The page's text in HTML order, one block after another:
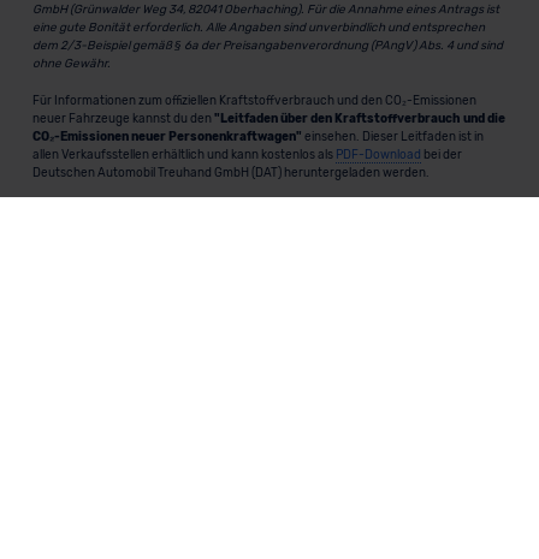
GmbH (Grünwalder Weg 34, 82041 Oberhaching). Für die Annahme eines Antrags ist
eine gute Bonität erforderlich. Alle Angaben sind unverbindlich und entsprechen
dem 2/3-Beispiel gemäß § 6a der Preisangabenverordnung (PAngV) Abs. 4 und sind
ohne Gewähr.
Für Informationen zum offiziellen Kraftstoffverbrauch und den CO₂-Emissionen
neuer Fahrzeuge kannst du den "Leitfaden über den Kraftstoffverbrauch und die
CO₂-Emissionen neuer Personenkraftwagen" einsehen. Dieser Leitfaden ist in
allen Verkaufsstellen erhältlich und kann kostenlos als PDF-Download bei der
Deutschen Automobil Treuhand GmbH (DAT) heruntergeladen werden.